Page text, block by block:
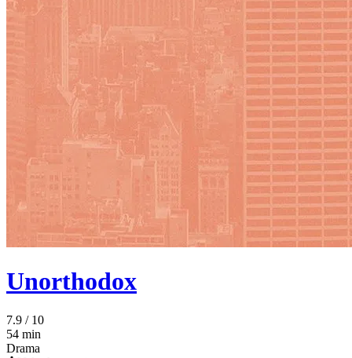
Unorthodox
7.9 / 10
54 min
Drama